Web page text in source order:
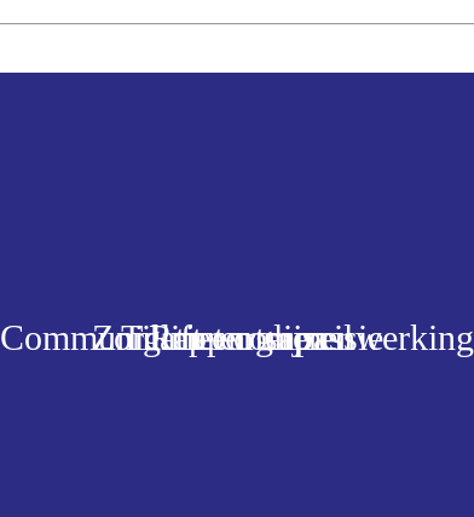
Communicatie en samenwerking
Rapporteren
Tillift en glijzeil
Zorg met compassie